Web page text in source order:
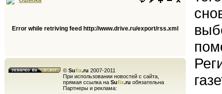
Error while retriving feed http://www.drive.ru/export/rss.xml
© Sufix.ru 2007-2011
При использовании новостей с сайта,
прямая ссылка на Sufix.ru обязательна
Партнеры и реклама: